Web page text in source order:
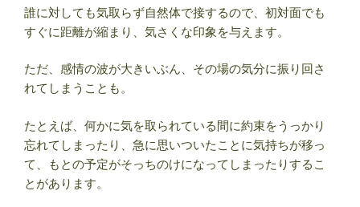
ま
と
日
占
い】”
の
誰に対しても気取らず自然体で接するので、初対面でも
すぐに距離が縮まり、気さくな印象を与えます。
ただ、感情の波が大きいぶん、その場の気分に振り回さ
れてしまうことも。
たとえば、何かに気を取られている間に約束をうっかり
忘れてしまったり、急に思いついたことに気持ちが移っ
て、もとの予定がそっちのけになってしまったりするこ
とがあります。